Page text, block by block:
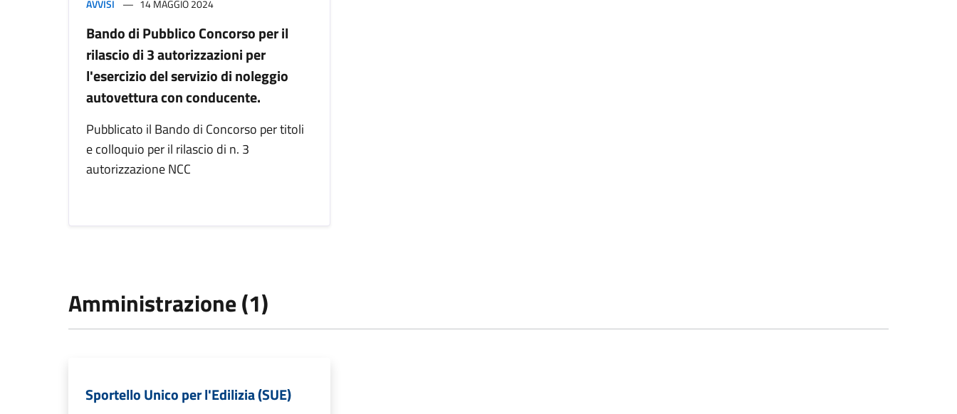
AVVISI 14 MAGGIO 2024
Bando di Pubblico Concorso per il
rilascio di 3 autorizzazioni per
l'esercizio del servizio di noleggio
autovettura con conducente.
Pubblicato il Bando di Concorso per titoli
e colloquio per il rilascio di n. 3
autorizzazione NCC
Amministrazione (1)
Sportello Unico per l'Edilizia (SUE)